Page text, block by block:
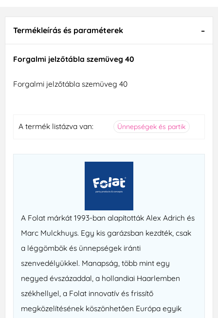
Termékleírás és paraméterek
Forgalmi jelzőtábla szemüveg 40
Forgalmi jelzőtábla szemüveg 40
A termék listázva van: Ünnepségek és partik
A Folat márkát 1993-ban alapították Alex Adrich és
Marc Mulckhuys. Egy kis garázsban kezdték, csak
a léggömbök és ünnepségek iránti
szenvedélyükkel. Manapság, több mint egy
negyed évszázaddal, a hollandiai Haarlemben
székhellyel, a Folat innovatív és frissítő
megközelítésének köszönhetően Európa egyik